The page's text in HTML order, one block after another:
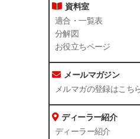
資料室
適合・一覧表
分解図
お役立ちページ
メールマガジン
メルマガの登録はこち
ディーラー紹介
ディーラー紹介